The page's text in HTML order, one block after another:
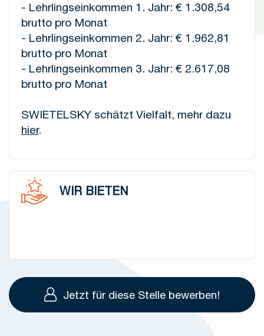
- Lehrlingseinkommen 1. Jahr: € 1.308,54
brutto pro Monat
- Lehrlingseinkommen 2. Jahr: € 1.962,81
brutto pro Monat
- Lehrlingseinkommen 3. Jahr: € 2.617,08
brutto pro Monat
SWIETELSKY schätzt Vielfalt, mehr dazu
hier.
WIR BIETEN
Jetzt für diese Stelle bewerben!